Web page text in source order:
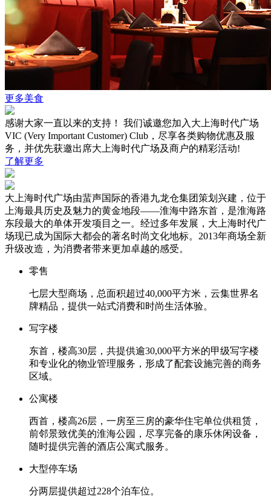
更多美食
感谢大家一直以来的支持！ 我们诚邀您加入大上海时代广场
VIC (Very Important Customer) Club，尽享各类购物优惠及服
务，并优先获邀出席大上海时代广场及商户的精彩活动!
了解更多
大上海时代广场由蜚声国际的香港九龙仓集团策划兴建，位于
上海最具历史及魅力的黄金地段——淮海中路东首，是淮海路
东段最大的单体开发项目之一。经过多年发展，大上海时代广
场现已成为国际大都会的著名时尚文化地标。2013年商场全新
升级改造，为消费者带来更加卓越的感受。
零售
七层大型商场，总面积超过40,000平方米，云集世界名
牌精品，提供一站式消费和时尚生活体验。
写字楼
东首，楼高30层，共提供逾30,000平方米的甲级写字楼
和专业化的物业管理服务，形成了配套设施完善的商务
区域。
公寓楼
西首，楼高26层，一房至三房的豪华住宅单位供租赁，
前邻景致优美的淮海公园，尽享完备的康乐休闲设备，
随时提供完善的酒店公寓式服务。
大型停车场
分两层提供超过228个泊车位。